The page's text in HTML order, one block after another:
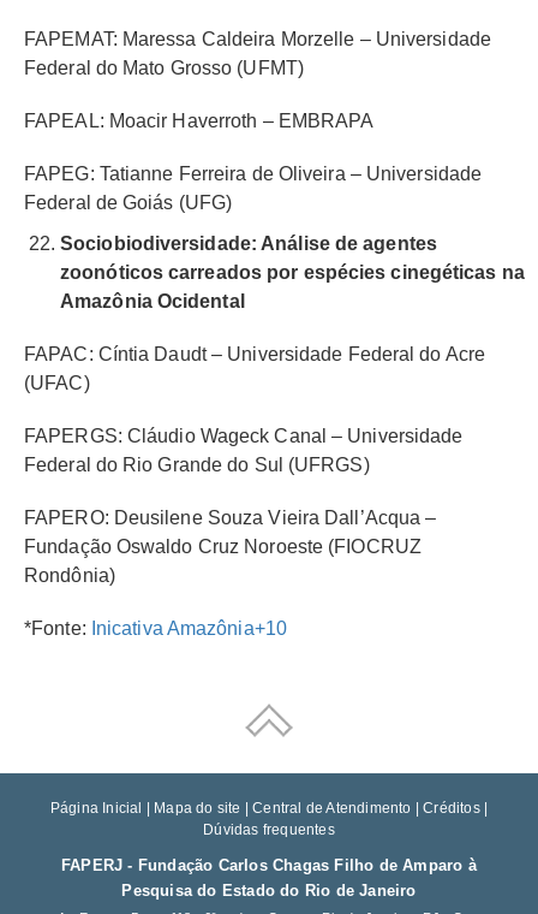
FAPEMAT: Maressa Caldeira Morzelle – Universidade
Federal do Mato Grosso (UFMT)
FAPEAL: Moacir Haverroth – EMBRAPA
FAPEG: Tatianne Ferreira de Oliveira – Universidade
Federal de Goiás (UFG)
Sociobiodiversidade: Análise de agentes
zoonóticos carreados por espécies cinegéticas na
Amazônia Ocidental
FAPAC: Cíntia Daudt – Universidade Federal do Acre
(UFAC)
FAPERGS: Cláudio Wageck Canal – Universidade
Federal do Rio Grande do Sul (UFRGS)
FAPERO: Deusilene Souza Vieira Dall’Acqua –
Fundação Oswaldo Cruz Noroeste (FIOCRUZ
Rondônia)
*Fonte: Inicativa Amazônia+10
Página Inicial Mapa do site |Central de Atendimento |Créditos|
Dúvidas frequentes
FAPERJ - Fundação Carlos Chagas Filho de Amparo à
Pesquisa do Estado do Rio de Janeiro